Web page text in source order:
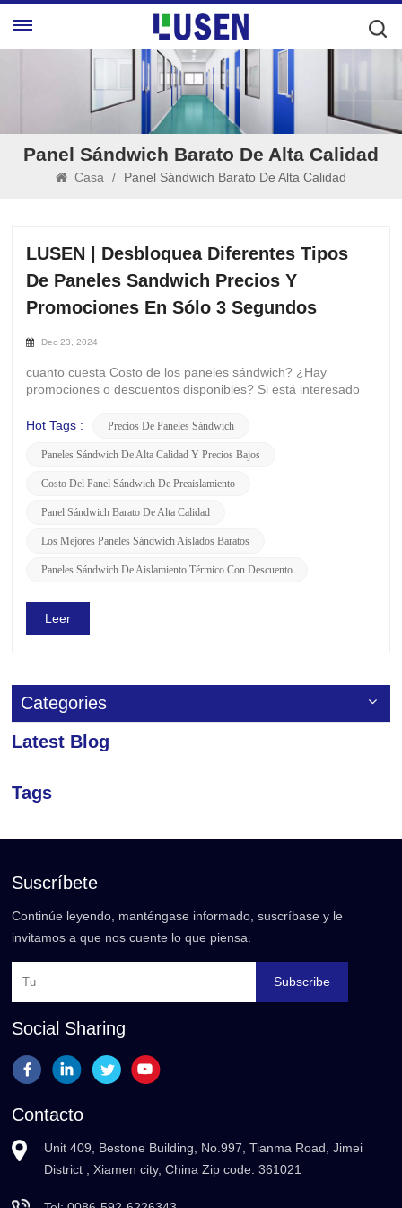
Panel Sándwich Barato De Alta Calidad
Casa / Panel Sándwich Barato De Alta Calidad
LUSEN | Desbloquea Diferentes Tipos
De Paneles Sandwich Precios Y
Promociones En Sólo 3 Segundos
Dec 23, 2024
cuanto cuesta Costo de los paneles sándwich? ¿Hay
promociones o descuentos disponibles? Si está interesado
hay promociones o descuentos en curso, LUSEN está aquí
los prec...
Hot Tags : Precios De Paneles Sándwich
Paneles Sándwich De Alta Calidad Y Precios Bajos
Costo Del Panel Sándwich De Preaislamiento
Panel Sándwich Barato De Alta Calidad
Los Mejores Paneles Sándwich Aislados Baratos
Paneles Sándwich De Aislamiento Térmico Con Descuento
Leer
Categories
Latest Blog
Tags
Suscríbete
Continúe leyendo, manténgase informado, suscríbase y le
invitamos a que nos cuente lo que piensa.
Subscribe
Social Sharing
Contacto
Unit 409, Bestone Building, No.997, Tianma Road, Jimei
District , Xiamen city, China Zip code: 361021